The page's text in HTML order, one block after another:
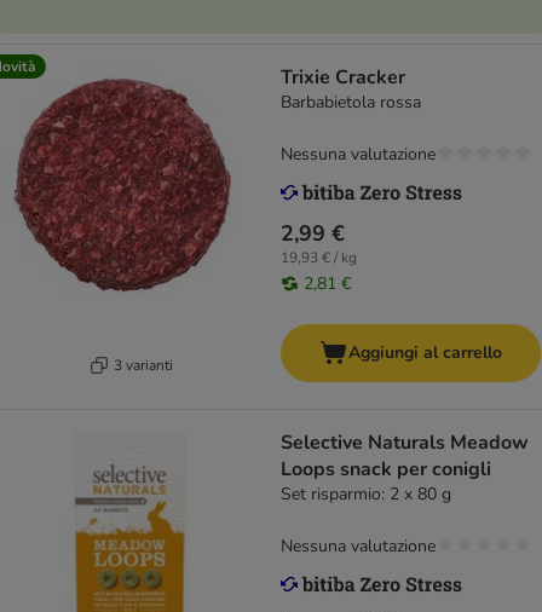
3 varianti
Trixie Cracker
Barbabietola rossa
2,99 €
19,93 € / kg
2,81 €
Nessuna valutazione
Aggiungi al carrello
Selective Naturals Meadow
Loops snack per conigli
Set risparmio: 2 x 80 g
Nessuna valutazione